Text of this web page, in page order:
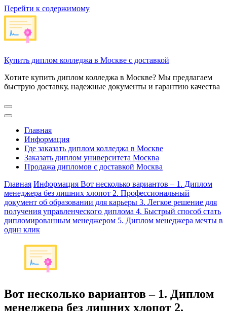
Перейти к содержимому
Купить диплом колледжа в Москве с доставкой
Хотите купить диплом колледжа в Москве? Мы предлагаем
быструю доставку, надежные документы и гарантию качества
Главная
Информация
Где заказать диплом колледжа в Москве
Заказать диплом университета Москва
Продажа дипломов с доставкой Москва
Главная Информация Вот несколько вариантов – 1. Диплом
менеджера без лишних хлопот 2. Профессиональный
документ об образовании для карьеры 3. Легкое решение для
получения управленческого диплома 4. Быстрый способ стать
дипломированным менеджером 5. Диплом менеджера мечты в
один клик
Вот несколько вариантов – 1. Диплом
менеджера без лишних хлопот 2.